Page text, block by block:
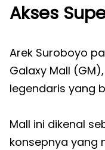
Akses
Arek Suroboyo
Galaxy Mall
legendaris yang
Mall ini dikenal
konsepnya yang